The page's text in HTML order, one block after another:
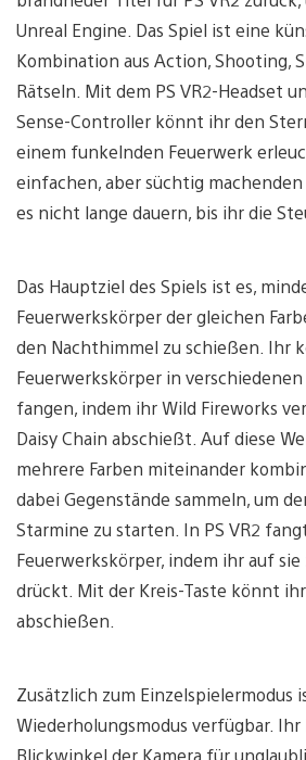
Unreal Engine. Das Spiel ist eine
Kombination aus Action, Shooting,
Rätseln. Mit dem PS VR2-Headset
Sense-Controller könnt ihr den
einem funkelnden Feuerwerk
einfachen, aber süchtig
es nicht lange dauern, bis ihr die
Das Hauptziel des Spiels ist es,
Feuerwerkskörper der gleichen
den Nachthimmel zu schießen. Ihr
Feuerwerkskörper in
fangen, indem ihr Wild Fireworks
Daisy Chain abschießt. Auf diese
mehrere Farben miteinander
dabei Gegenstände sammeln, um
Starmine zu starten. In PS VR2
Feuerwerkskörper, indem ihr auf
drückt. Mit der Kreis-Taste könnt
abschießen.
Zusätzlich zum Einzelspielermodus
Wiederholungsmodus verfügbar.
Blickwinkel der Kamera für